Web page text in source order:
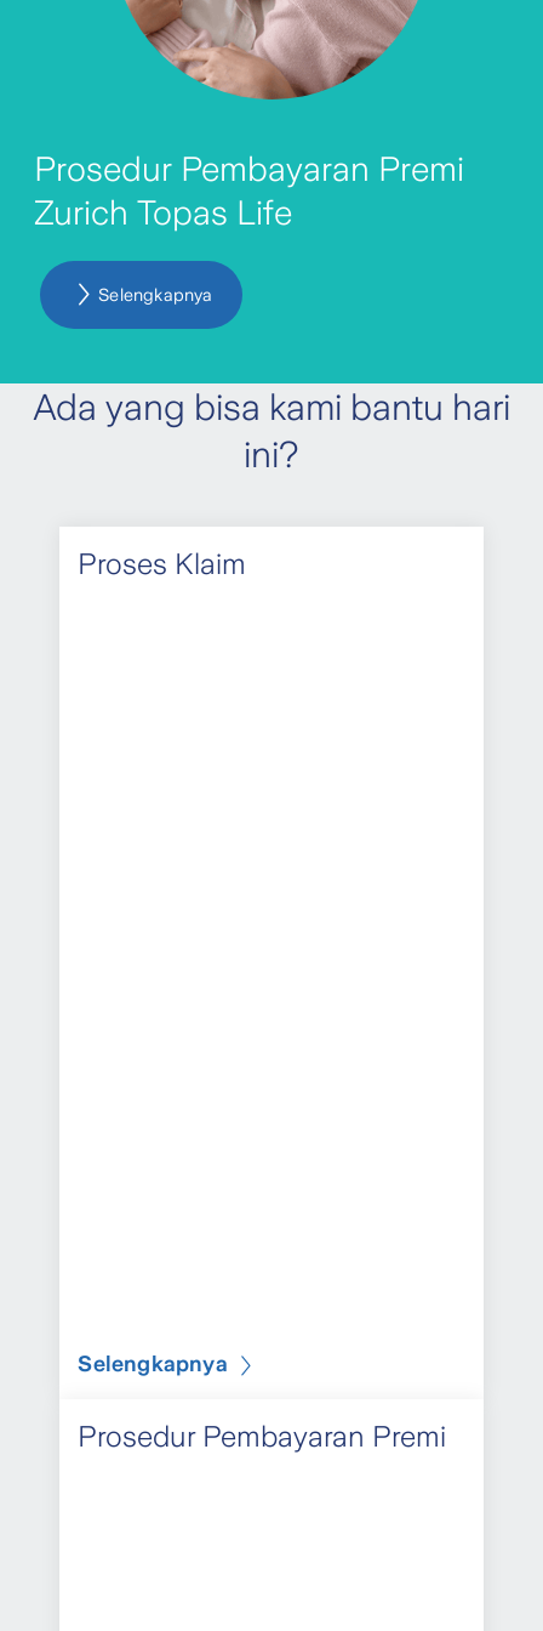
dibayarkan.
Periksa Nomor Rekening, Nama Rekening
jumlah premi.
Jika sudah sesuai, ikuti instruksi
selanjutnya.
Prosedur Pembayaran Premi
Zurich Topas Life
Selengkapnya
Ada yang bisa kami bantu hari
ini?
Proses Klaim
Selengkapnya
Prosedur Pembayaran Premi